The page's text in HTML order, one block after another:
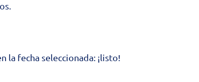
la fecha seleccionada: ¡listo!